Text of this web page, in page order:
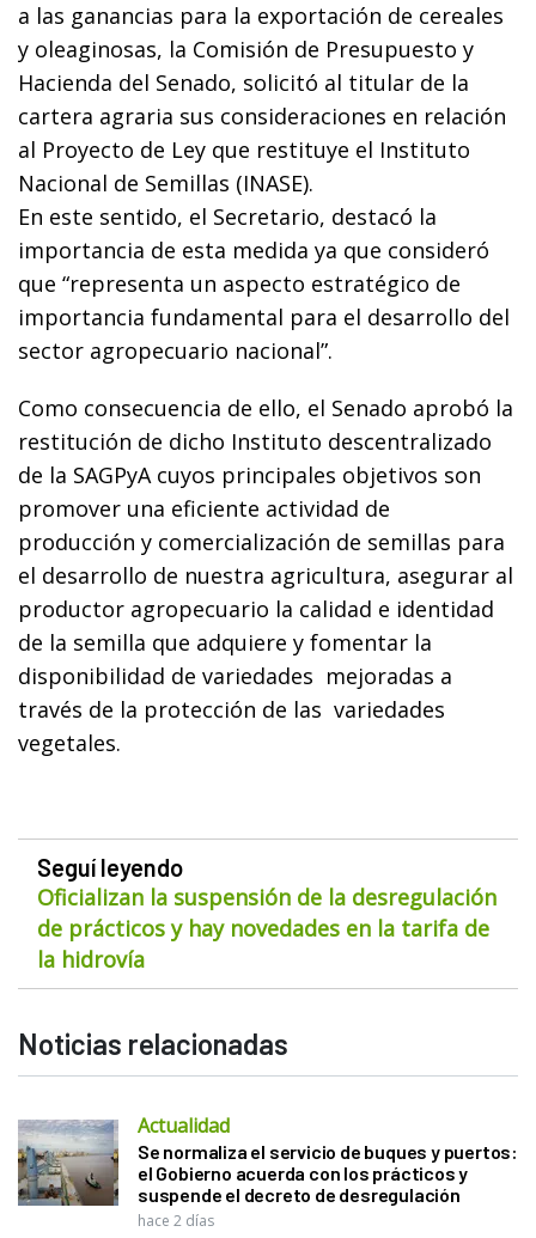
a las ganancias para la exportación de cereales
y oleaginosas, la Comisión de Presupuesto y
Hacienda del Senado, solicitó al titular de la
cartera agraria sus consideraciones en relación
al Proyecto de Ley que restituye el Instituto
Nacional de Semillas (INASE).
En este sentido, el Secretario, destacó la
importancia de esta medida ya que consideró
que “representa un aspecto estratégico de
importancia fundamental para el desarrollo del
sector agropecuario nacional”.
Como consecuencia de ello, el Senado aprobó la
restitución de dicho Instituto descentralizado
de la SAGPyA cuyos principales objetivos son
promover una eficiente actividad de
producción y comercialización de semillas para
el desarrollo de nuestra agricultura, asegurar al
productor agropecuario la calidad e identidad
de la semilla que adquiere y fomentar la
disponibilidad de variedades mejoradas a
través de la protección de las variedades
vegetales.
Seguí leyendo
Oficializan la suspensión de la desregulación
de prácticos y hay novedades en la tarifa de
la hidrovía
Noticias relacionadas
Actualidad
Se normaliza el servicio de buques y puertos:
el Gobierno acuerda con los prácticos y
suspende el decreto de desregulación
hace 2 días